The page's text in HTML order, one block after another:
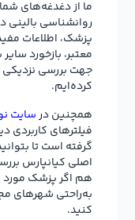
ما از دغدغه‌های
روانشناسی بالینی
پزشک، اطلاعات
معتبر، بازخورد
جهت بررسی
کرده‌ایم.
همچنین درسایت
فیلترهای
گرفته است تا
اصلی کیانپارس
هم اگر پزشک مورد
به‌راحتی شهرهای
کنید.